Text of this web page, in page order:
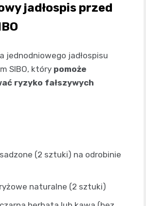
jadłospis przed
jednodniowego jadłospisu
SIBO, który pomoże
ryzyko fałszywych
(2 sztuki) na odrobinie
naturalne (2 sztuki)